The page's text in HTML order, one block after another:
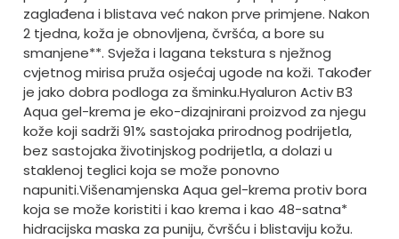
zaglađena i blistava već nakon prve primjene. Nakon
2 tjedna, koža je obnovljena, čvršća, a bore su
smanjene**. Svježa i lagana tekstura s nježnog
cvjetnog mirisa pruža osjećaj ugode na koži. Također
je jako dobra podloga za šminku.Hyaluron Activ B3
Aqua gel-krema je eko-dizajnirani proizvod za njegu
kože koji sadrži 91% sastojaka prirodnog podrijetla,
bez sastojaka životinjskog podrijetla, a dolazi u
staklenoj teglici koja se može ponovno
napuniti.Višenamjenska Aqua gel-krema protiv bora
koja se može koristiti i kao krema i kao 48-satna*
hidracijska maska za puniju, čvršću i blistaviju kožu.